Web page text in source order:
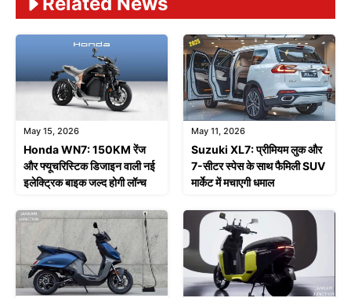
May 15, 2026
Honda WN7: 150KM रेंज
और फ्यूचरिस्टिक डिजाइन वाली नई
इलेक्ट्रिक बाइक जल्द होगी लॉन्च
May 11, 2026
Suzuki XL7: प्रीमियम लुक और
7-सीटर स्पेस के साथ फैमिली SUV
मार्केट में मचाएगी धमाल